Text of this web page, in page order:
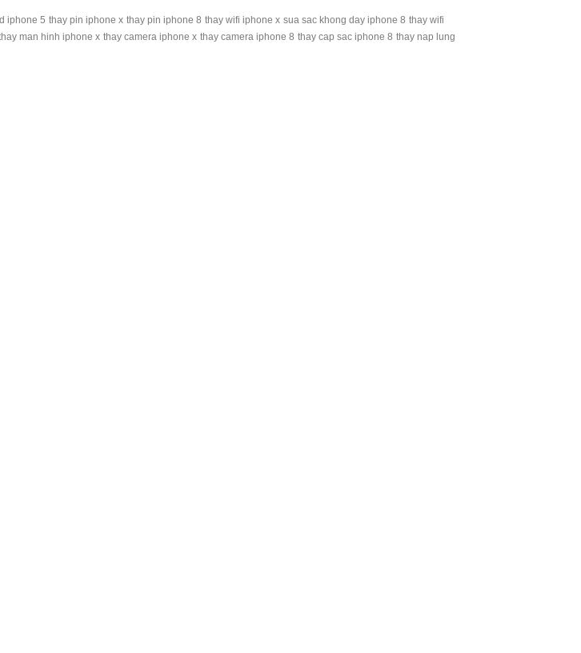
iphone 5 thay pin iphone x thay pin iphone 8 thay wifi iphone x sua sac khong day iphone 8 thay wifi
man hinh iphone x thay camera iphone x thay camera iphone 8 thay cap sac iphone 8 thay nap lung